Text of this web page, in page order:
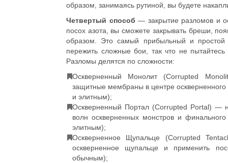
образом, занимаясь рутиной, вы будете
Четвертый способ — закрытие разломов и
посох азота, вы сможете закрывать бреши,
образом. Это самый прибыльный и простой
пережить сложные бои, так что не
Разломы делятся по сложности:
Оскверненный Монолит (Corrupted
защитные мембраны в центре
и элитным);
Оскверненный Портал (Corrupted Portal) —
волн оскверненных монстров и
элитным);
Оскверненное Щупальце (Corrupted
оскверненное щупальце и применить
обычным);